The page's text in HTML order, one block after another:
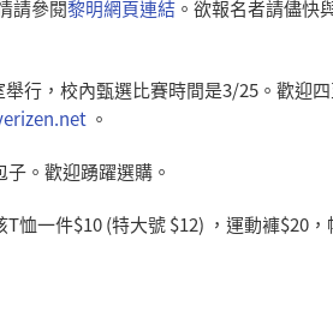
請參閱黎明網頁連結 。欲報名者請儘快
行，校內甄選比賽時間是3/25。歡迎
。
。歡迎踴躍選購。
恤一件$10 (特大號 $12) ，運動褲$20，